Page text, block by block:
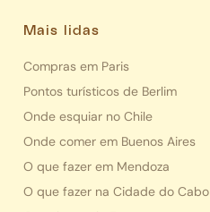
Mais lidas
Compras em Paris
Pontos turísticos de Berlim
Onde esquiar no Chile
Onde comer em Buenos Aires
O que fazer em Mendoza
O que fazer na Cidade do Cabo